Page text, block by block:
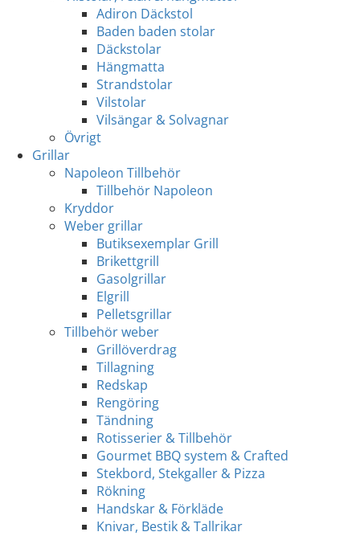
Adiron Däckstol
Baden baden stolar
Däckstolar
Hängmatta
Strandstolar
Vilstolar
Vilsängar & Solvagnar
Övrigt
Grillar
Napoleon Tillbehör
Tillbehör Napoleon
Kryddor
Weber grillar
Butiksexemplar Grill
Brikettgrill
Gasolgrillar
Elgrill
Pelletsgrillar
Tillbehör weber
Grillöverdrag
Tillagning
Redskap
Rengöring
Tändning
Rotisserier & Tillbehör
Gourmet BBQ system & Crafted
Stekbord, Stekgaller & Pizza
Rökning
Handskar & Förkläde
Knivar, Bestik & Tallrikar